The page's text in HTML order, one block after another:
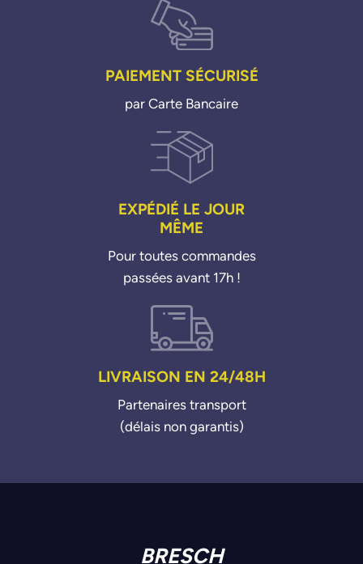
PAIEMENT SÉCURISÉ
par Carte Bancaire
EXPÉDIÉ LE JOUR
MÊME
Pour toutes commandes
passées avant 17h !
LIVRAISON EN 24/48H
Partenaires transport
(délais non garantis)
BRESCH